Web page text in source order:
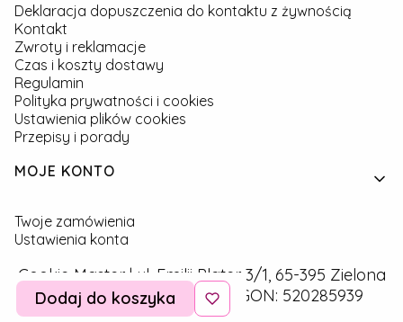
Deklaracja dopuszczenia do kontaktu z żywnością
Kontakt
Zwroty i reklamacje
Czas i koszty dostawy
Regulamin
Polityka prywatności i cookies
Ustawienia plików cookies
Przepisy i porady
MOJE KONTO
Twoje zamówienia
Ustawienia konta
Cookie Master | ul. Emilii Plater 3/1, 65-395 Zielona
Góra | NIP: 9291757160 | REGON: 520285939
Dodaj do koszyka